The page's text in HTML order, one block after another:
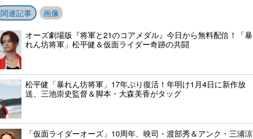
関連記事
画像
オーズ劇場版『将軍と21のコアメダル』今日から無料配信！「暴
れん坊将軍」松平健＆仮面ライダー奇跡の共闘
松平健「暴れん坊将軍」17年ぶり復活！年明け1月4日に新作放
送、三池崇史監督＆脚本・大森美香がタッグ
「仮面ライダーオーズ」10周年、映司・渡部秀＆アンク・三浦涼